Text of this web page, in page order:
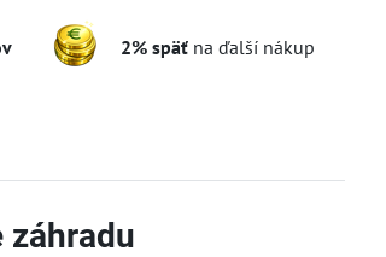
2% späť na ďalší nákup